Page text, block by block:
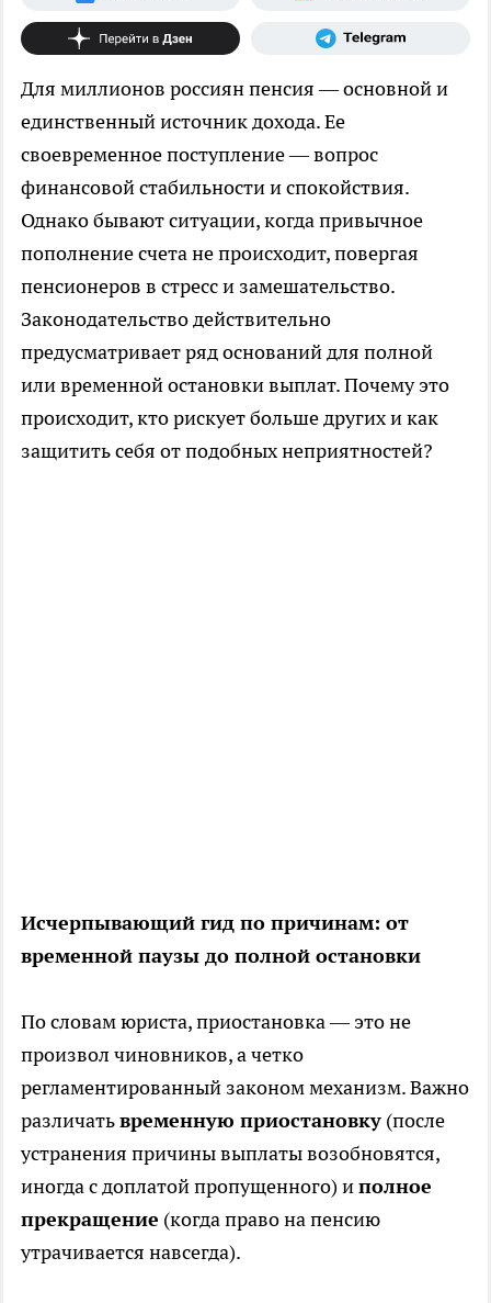
Для миллионов россиян пенсия — основной и
единственный источник дохода. Ее
своевременное поступление — вопрос
финансовой стабильности и спокойствия.
Однако бывают ситуации, когда привычное
пополнение счета не происходит, повергая
пенсионеров в стресс и замешательство.
Законодательство действительно
предусматривает ряд оснований для полной
или временной остановки выплат. Почему это
происходит, кто рискует больше других и как
защитить себя от подобных неприятностей?
Исчерпывающий гид по причинам: от
временной паузы до полной остановки
По словам юриста, приостановка — это не
произвол чиновников, а четко
регламентированный законом механизм. Важно
различатьвременную приостановку (после
устранения причины выплаты возобновятся,
иногда с доплатой пропущенного) иполное
прекращение (когда право на пенсию
утрачивается навсегда).